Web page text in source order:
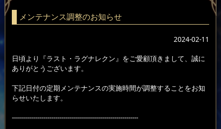
メンテナンス調整のお知らせ
2024-02-11
日頃より『ラスト・ラグナレクン』をご愛顧頂きまして、誠に
ありがとうございます。
下記日付の定期メンテナンスの実施時間が調整することをお知
らせいたします。
----------------------------------------------------------------